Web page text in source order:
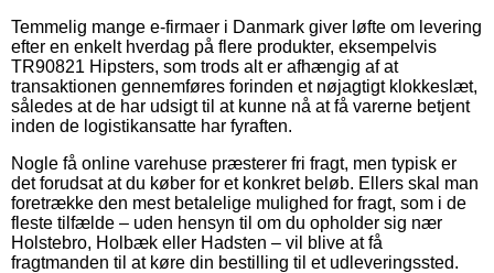
Temmelig mange e-firmaer i Danmark giver løfte om levering
efter en enkelt hverdag på flere produkter, eksempelvis
TR90821 Hipsters, som trods alt er afhængig af at
transaktionen gennemføres forinden et nøjagtigt klokkeslæt,
således at de har udsigt til at kunne nå at få varerne betjent
inden de logistikansatte har fyraften.
Nogle få online varehuse præsterer fri fragt, men typisk er
det forudsat at du køber for et konkret beløb. Ellers skal man
foretrække den mest betalelige mulighed for fragt, som i de
fleste tilfælde – uden hensyn til om du opholder sig nær
Holstebro, Holbæk eller Hadsten – vil blive at få
fragtmanden til at køre din bestilling til et udleveringssted.